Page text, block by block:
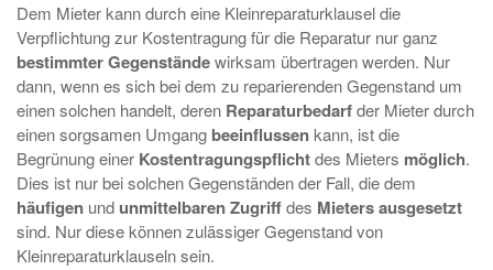
Dem Mieter kann durch eine Kleinreparaturklausel die
Verpflichtung zur Kostentragung für die Reparatur nur ganz
bestimmterGegenständewirksam übertragen werden. Nur
dann, wenn es sich bei dem zu reparierenden Gegenstand um
einen solchen handelt, deren Reparaturbedarfder Mieter durch
einen sorgsamen Umgang beeinflussen kann, ist die
Begrünung einer Kostentragungspflichtdes Mieters möglich.
Dies ist nur bei solchen Gegenständen der Fall, die dem
häufigen und unmittelbarenZugriffdes Mietersausgesetzt
sind. Nur diese können zulässiger Gegenstand von
Kleinreparaturklauseln sein.